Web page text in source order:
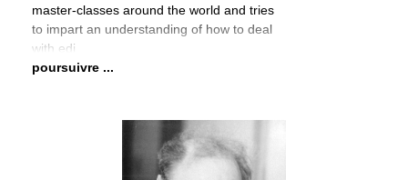
master-classes around the world and tries
to impart an understanding of how to deal
with edi
poursuivre ...